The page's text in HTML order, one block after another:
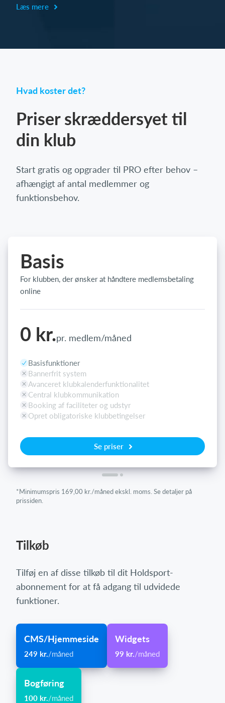
Læs mere
Hvad koster det?
Priser skræddersyet til
din klub
Start gratis og opgrader til PRO efter behov –
afhængigt af antal medlemmer og
funktionsbehov.
Basis
For klubben, der ønsker at håndtere medlemsbetaling
online
0 kr.pr. medlem/måned
Basisfunktioner
Bannerfrit system
Avanceret klubkalenderfunktionalitet
Central klubkommunikation
Booking af faciliteter og udstyr
Opret obligatoriske klubbetingelser
Se priser
*Minimumspris 169,00 kr./måned ekskl. moms. Se detaljer på
prissiden.
Tilkøb
Tilføj en af disse tilkøb til dit Holdsport-
abonnement for at få adgang til udvidede
funktioner.
CMS/Hjemmeside
249 kr./måned
Widgets
99 kr./måned
Bogføring
100 kr./måned